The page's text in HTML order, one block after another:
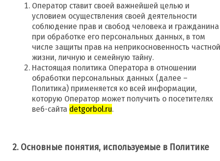
Оператор ставит своей важнейшей целью и
условием осуществления своей деятельности
соблюдение прав и свобод человека и гражданина
при обработке его персональных данных, в том
числе защиты прав на неприкосновенность частной
жизни, личную и семейную тайну.
Настоящая политика Оператора в отношении
обработки персональных данных (далее –
Политика) применяется ко всей информации,
которую Оператор может получить о посетителях
веб-сайта detgorbol.ru.
2. Основные понятия, используемые в Политике